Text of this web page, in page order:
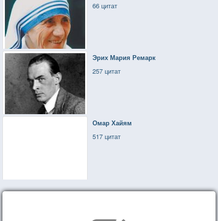
66 цитат
Эрих Мария Ремарк
257 цитат
Омар Хайям
517 цитат